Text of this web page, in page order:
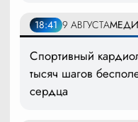
18:41 9 АВГУСТА
Спортивный
тысяч шагов
сердца